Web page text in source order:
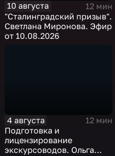
10 августа
12 мин
"Сталинградский призыв".
Светлана Миронова. Эфир
от 10.08.2026
4 августа
12 мин
Подготовка и
лицензирование
экскурсоводов. Ольга